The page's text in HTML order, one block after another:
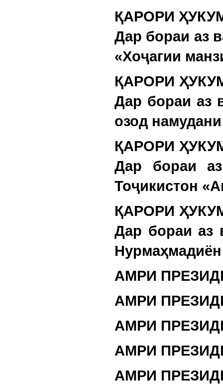
ҚАРОРИ
Дар бораи аз
«Хоҷагии
ҚАРОРИ
Дар бораи аз
озод
ҚАРОРИ
Дар бораи
Тоҷикистон
ҚАРОРИ
Дар бораи аз
АМРИ
АМРИ
АМРИ
АМРИ
АМРИ